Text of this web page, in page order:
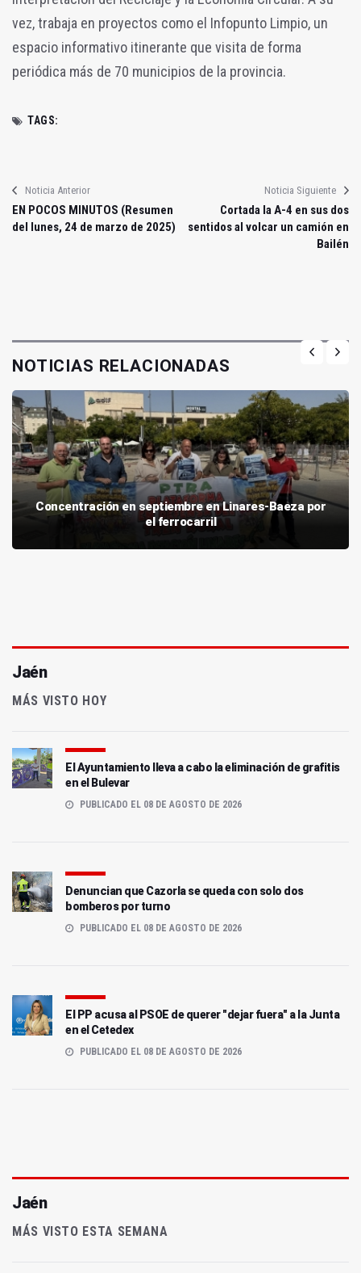
vez, trabaja en proyectos como el Infopunto Limpio, un
espacio informativo itinerante que visita de forma
periódica más de 70 municipios de la provincia.
TAGS:
Noticia Anterior
EN POCOS MINUTOS (Resumen
del lunes, 24 de marzo de 2025)
Noticia Siguiente
Cortada la A-4 en sus dos
sentidos al volcar un camión en
Bailén
NOTICIAS RELACIONADAS
Concentración en septiembre en Linares-Baeza por
el ferrocarril
Jaén
MÁS VISTO HOY
El Ayuntamiento lleva a cabo la eliminación de grafitis
en el Bulevar
PUBLICADO EL 08 DE AGOSTO DE 2026
Denuncian que Cazorla se queda con solo dos
bomberos por turno
PUBLICADO EL 08 DE AGOSTO DE 2026
El PP acusa al PSOE de querer "dejar fuera" a la Junta
en el Cetedex
PUBLICADO EL 08 DE AGOSTO DE 2026
Jaén
MÁS VISTO ESTA SEMANA